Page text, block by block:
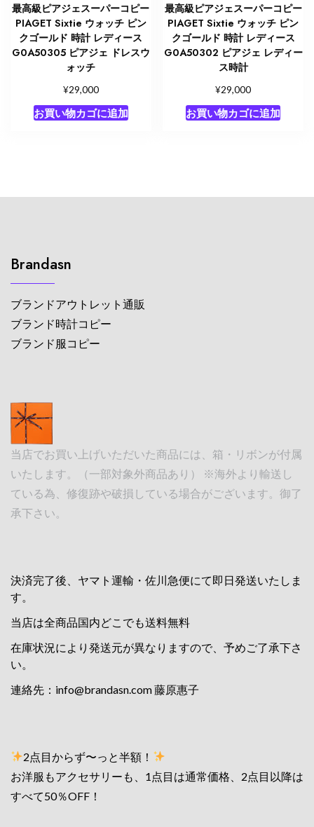
最高級ピアジェスーパーコピー
PIAGET Sixtie ウォッチ ピン
クゴールド 時計 レディース
G0A50305 ピアジェ ドレスウ
ォッチ
¥29,000
お買い物カゴに追加
最高級ピアジェスーパーコピー
PIAGET Sixtie ウォッチ ピン
クゴールド 時計 レディース
G0A50302 ピアジェ レディー
ス時計
¥29,000
お買い物カゴに追加
Brandasn
ブランドアウトレット通販
ブランド時計コピー
ブランド服コピー
当店でお買い上げいただいた商品には、箱・リボンが付属
いたします。（一部対象外商品あり） ※海外より輸送し
ている為、修復跡や破損している場合がございます。御了
承下さい。
決済完了後、ヤマト運輸・佐川急便にて即日発送いたしま
す。
当店は全商品国内どこでも送料無料
在庫状況により発送元が異なりますので、予めご了承下さ
い。
連絡先： info@brandasn.com藤原惠子
2点目からず〜っと半額！
お洋服もアクセサリーも、1点目は通常価格、2点目以降は
すべて50％OFF！